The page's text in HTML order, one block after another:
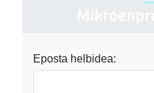
Eposta helbidea: